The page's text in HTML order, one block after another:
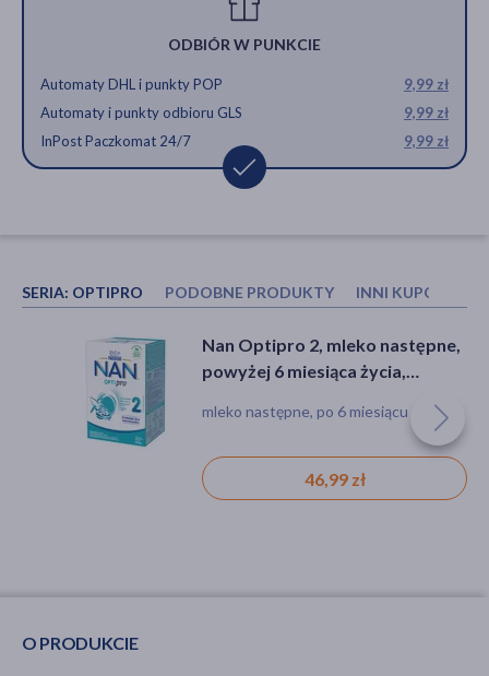
ODBIÓR W PUNKCIE
Automaty DHL i punkty POP
9,99 zł
Automaty i punkty odbioru GLS
9,99 zł
InPost Paczkomat 24/7
9,99 zł
SERIA: OPTIPRO PODOBNE PRODUKTY INNI KUPOWALI
Nestle Nan Optipro Plus 4,
produkt na bazie mleka dla
dla dzieci, na bazie mleka,
67,29 zł
Nan Optipro 3, produkt na bazie
mleka, po 1. roku życia, proszek,
proszek
47,99 zł
Nan Optipro 2, mleko następne,
powyżej 6 miesiąca życia,
mleko następne, po 6 miesiącu
46,99 zł
O PRODUKCIE